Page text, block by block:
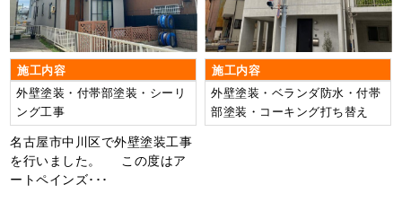
施工内容
外壁塗装・付帯部塗装・シーリ
ング工事
名古屋市中川区で外壁塗装工事
を行いました。 この度はア
ートペインズ･･･
施工内容
外壁塗装・ベランダ防水・付帯
部塗装・コーキング打ち替え